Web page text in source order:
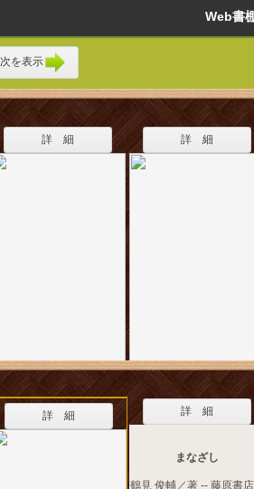
Web
次を表示
詳 細 詳 細
詳 細 詳 細
まなざし
鶴見 俊輔／著 -- 藤原書